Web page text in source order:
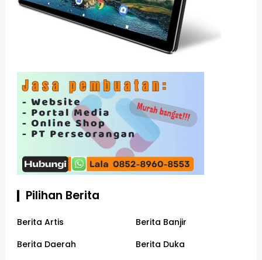
Pilihan Berita
Berita Artis
Berita Banjir
Berita Daerah
Berita Duka